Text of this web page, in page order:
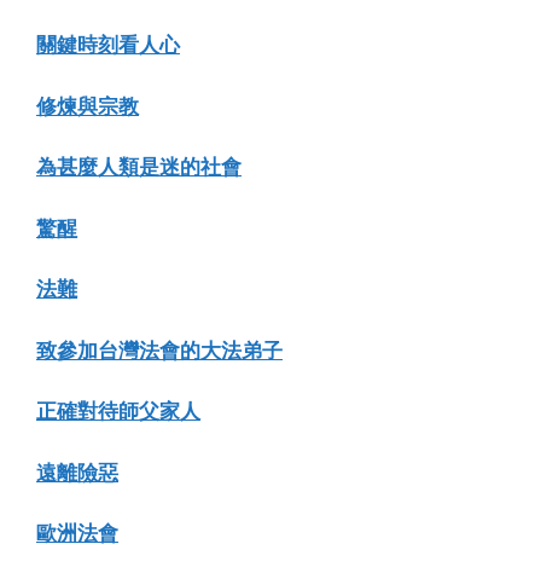
關鍵時刻看人心
修煉與宗教
為甚麼人類是迷的社會
驚醒
法難
致參加台灣法會的大法弟子
正確對待師父家人
遠離險惡
歐洲法會